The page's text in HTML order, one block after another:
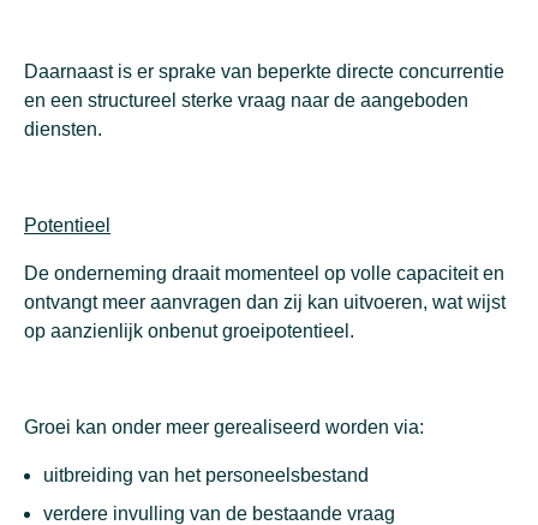
Daarnaast is er sprake van beperkte directe concurrentie
en een structureel sterke vraag naar de aangeboden
diensten.
Potentieel
De onderneming draait momenteel op volle capaciteit en
ontvangt meer aanvragen dan zij kan uitvoeren, wat wijst
op aanzienlijk onbenut groeipotentieel.
Groei kan onder meer gerealiseerd worden via:
uitbreiding van het personeelsbestand
verdere invulling van de bestaande vraag